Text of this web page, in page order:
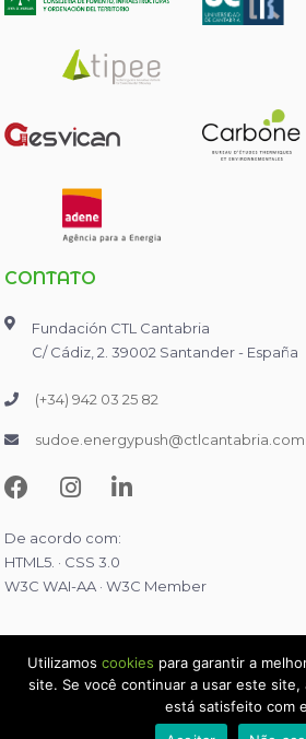
CONTATO
Fundación CTL Cantabria
C/ Cádiz, 2. 39002 Santander - España
(+34) 942 03 25 82
sudoe.energypush@ctlcantabria.com
De acordo com:
HTML5. · CSS 3.0
W3C WAI-AA · W3C Member
2026 © Sudoe Energy Push.Todos
Utilizamos cookies para garantir a
site. Se você continuar a usar este site,
está satisfeito com